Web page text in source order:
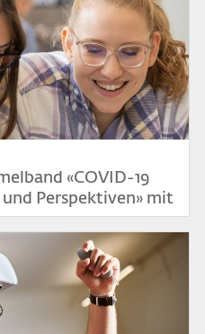
«COVID-19
Perspektiven» mit
PHSG